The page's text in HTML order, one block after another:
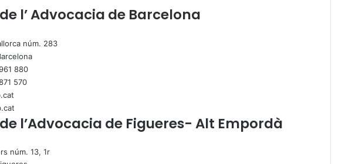
l’ Advocacia de Barcelona
núm. 283
880
570
l’Advocacia de Figueres- Alt Empordà
núm. 13, 1r